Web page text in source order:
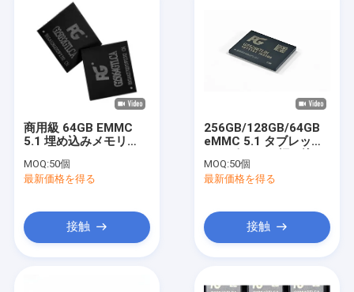
商用級 64GB EMMC
5.1 埋め込みメモリ
フラッシュメモリ
MOQ:50個
最新価格を得る
接触
256GB/128GB/64GB
eMMC 5.1 タブレット
EMMCメモリIC
MOQ:50個
最新価格を得る
接触